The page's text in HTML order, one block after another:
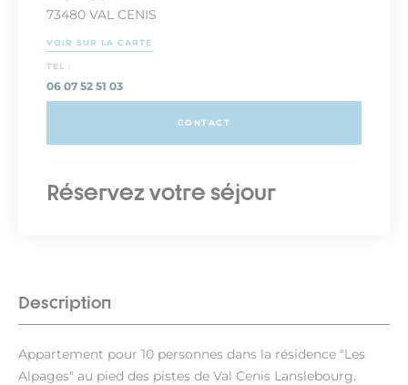
Description
Appartement pour 10 personnes dans la résidence "Les
Alpages" au pied des pistes de Val Cenis Lanslebourg.
73480 VAL CENIS
VOIR SUR LA CARTE
TEL :
06 07 52 51 03
CONTACT
Réservez votre séjour